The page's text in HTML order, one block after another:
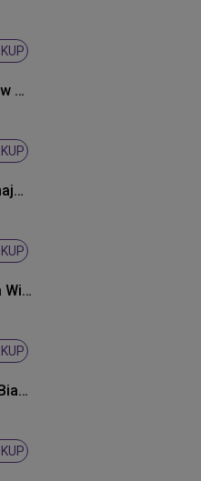
KUP
Ona Ma Coś w Sobie
KUP
Piękna Nieznajoma
KUP
Przy Mnie na Wieki
KUP
Rozbudźmy Białystok (Radio Edit)
KUP